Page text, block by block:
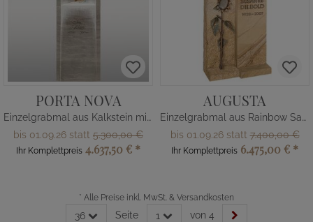
PORTA NOVA
Einzelgrabmal aus Kalkstein mit Holz
bis 01.09.26 statt 5.300,00 €
Ihr Komplettpreis 4.637,50 € *
AUGUSTA
Einzelgrabmal aus Rainbow Sandstein
bis 01.09.26 statt7.400,00 €
Ihr Komplettpreis 6.475,00 € *
* Alle Preise inkl. MwSt. & Versandkosten
36 Seite 1 von 4